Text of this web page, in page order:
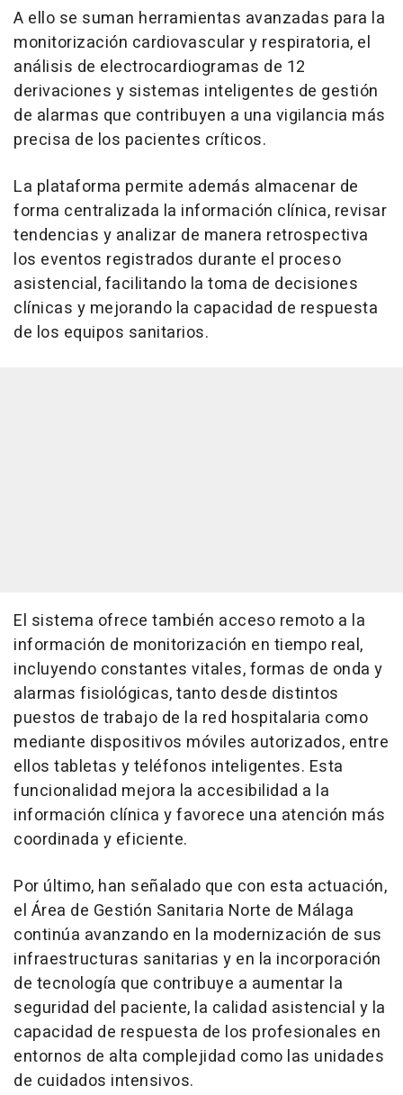
A ello se suman herramientas avanzadas para la
monitorización cardiovascular y respiratoria, el
análisis de electrocardiogramas de 12
derivaciones y sistemas inteligentes de gestión
de alarmas que contribuyen a una vigilancia más
precisa de los pacientes críticos.
La plataforma permite además almacenar de
forma centralizada la información clínica, revisar
tendencias y analizar de manera retrospectiva
los eventos registrados durante el proceso
asistencial, facilitando la toma de decisiones
clínicas y mejorando la capacidad de respuesta
de los equipos sanitarios.
El sistema ofrece también acceso remoto a la
información de monitorización en tiempo real,
incluyendo constantes vitales, formas de onda y
alarmas fisiológicas, tanto desde distintos
puestos de trabajo de la red hospitalaria como
mediante dispositivos móviles autorizados, entre
ellos tabletas y teléfonos inteligentes. Esta
funcionalidad mejora la accesibilidad a la
información clínica y favorece una atención más
coordinada y eficiente.
Por último, han señalado que con esta actuación,
el Área de Gestión Sanitaria Norte de Málaga
continúa avanzando en la modernización de sus
infraestructuras sanitarias y en la incorporación
de tecnología que contribuye a aumentar la
seguridad del paciente, la calidad asistencial y la
capacidad de respuesta de los profesionales en
entornos de alta complejidad como las unidades
de cuidados intensivos.